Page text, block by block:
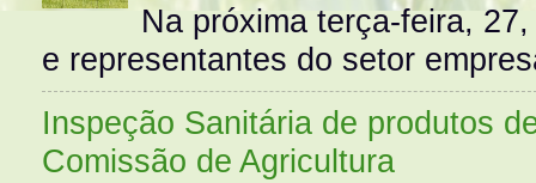
Na próxima terça-feira,
e representantes do setor
Inspeção Sanitária de produtos
Comissão de Agricultura